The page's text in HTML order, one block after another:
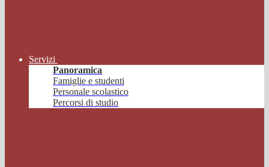
Servizi
Panoramica
Famiglie e studenti
Personale scolastico
Percorsi di studio